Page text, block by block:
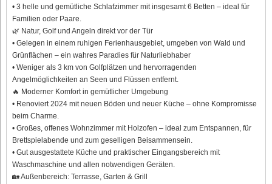
• 3 helle und gemütliche Schlafzimmer mit insgesamt 6 Betten – ideal für
Familien oder Paare.
🌿 Natur, Golf und Angeln direkt vor der Tür
• Gelegen in einem ruhigen Ferienhausgebiet, umgeben von Wald und
Grünflächen – ein wahres Paradies für Naturliebhaber
• Weniger als 3 km von Golfplätzen und hervorragenden
Angelmöglichkeiten an Seen und Flüssen entfernt.
🔥 Moderner Komfort in gemütlicher Umgebung
• Renoviert 2024 mit neuen Böden und neuer Küche – ohne Kompromisse
beim Charme.
• Großes, offenes Wohnzimmer mit Holzofen – ideal zum Entspannen, für
Brettspielabende und zum geselligen Beisammensein.
• Gut ausgestattete Küche und praktischer Eingangsbereich mit
Waschmaschine und allen notwendigen Geräten.
🏡 Außenbereich: Terrasse, Garten & Grill